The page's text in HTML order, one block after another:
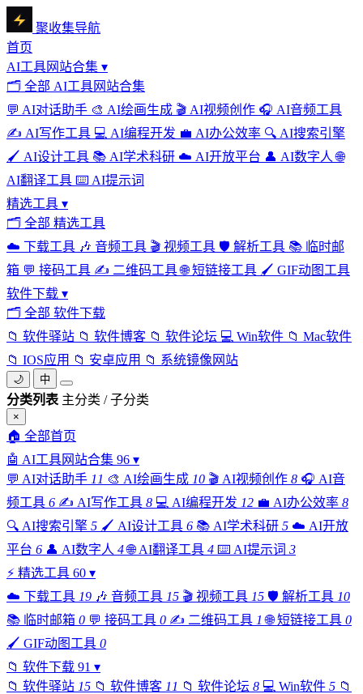
聚收集导航
首页
AI工具网站合集 ▾
🗂 全部 AI工具网站合集
💬 AI对话助手 🎨 AI绘画生成 🎬 AI视频创作 🎧 AI音频工具
✍️ AI写作工具 💻 AI编程开发 💼 AI办公效率 🔍 AI搜索引擎
🖌️ AI设计工具 📚 AI学术科研 ☁️ AI开放平台 👤 AI数字人 🌐
AI翻译工具 ⌨️ AI提示词
精选工具 ▾
🗂 全部 精选工具
☁️ 下载工具 🎶 音频工具 🎬 视频工具 🛡️ 解析工具 📚 临时邮
箱 💬 接码工具 ✍️ 二维码工具 🌐 短链接工具 🖌️ GIF动图工具
软件下载 ▾
🗂 全部 软件下载
📁 软件驿站 📁 软件博客 📁 软件论坛 💻 Win软件 📁 Mac软件
📁 IOS应用 📁 安卓应用 📁 系统镜像网站
🌙 中
分类列表 主分类 / 子分类
×
🏠 全部首页
🤖 AI工具网站合集 96 ▾
💬 AI对话助手 11 🎨 AI绘画生成 10 🎬 AI视频创作 8 🎧 AI音
频工具 6 ✍️ AI写作工具 8 💻 AI编程开发 12 💼 AI办公效率 8
🔍 AI搜索引擎 5 🖌️ AI设计工具 6 📚 AI学术科研 5 ☁️ AI开放
平台 6 👤 AI数字人 4 🌐 AI翻译工具 4 ⌨️ AI提示词 3
⚡ 精选工具 60 ▾
☁️ 下载工具 19 🎶 音频工具 15 🎬 视频工具 15 🛡️ 解析工具 10
📚 临时邮箱 0 💬 接码工具 0 ✍️ 二维码工具 1 🌐 短链接工具 0
🖌️ GIF动图工具 0
📁 软件下载 91 ▾
📁 软件驿站 15 📁 软件博客 11 📁 软件论坛 8 💻 Win软件 5 📁